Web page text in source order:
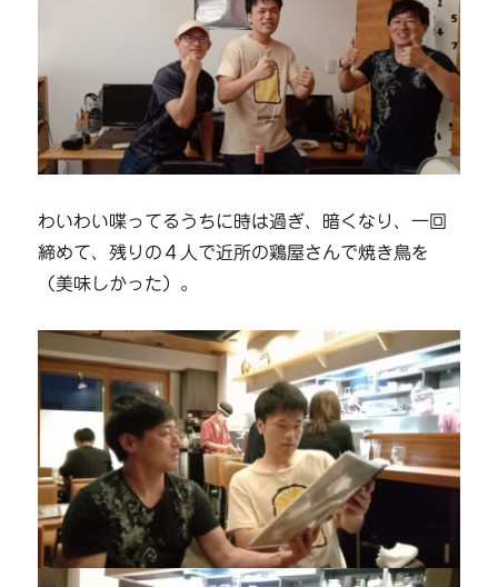
わいわい喋ってるうちに時は過ぎ、暗くなり、一回
締めて、残りの４人で近所の鶏屋さんで焼き鳥を
（美味しかった）。